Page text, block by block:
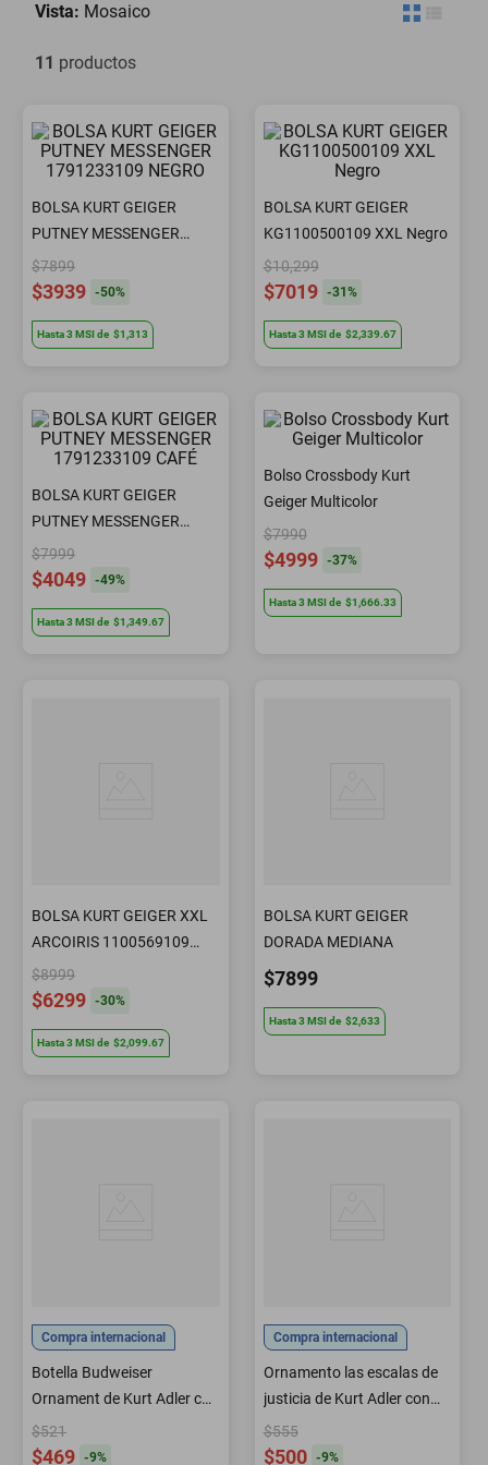
Vista: Mosaico
11 productos
BOLSA KURT GEIGER
PUTNEY MESSENGER
1791233109 NEGRO
$7899
$3939 -50%
Hasta3 MSIde $1,313
BOLSA KURT GEIGER
KG1100500109 XXL Negro
$10,299
$7019 -31 %
Hasta3 MSIde $2,339.67
BOLSA KURT GEIGER
PUTNEY MESSENGER
1791233109 CAFÉ
$7999
$4049 -49%
Hasta3 MSIde $1,349.67
Bolso Crossbody Kurt
Geiger Multicolor
$7990
$4999 -37%
Hasta3 MSIde $1,666.33
BOLSA KURT GEIGER XXL
ARCOIRIS 1100569109
Multicolor
$8999
$6299 -30%
Hasta3 MSIde $2,099.67
BOLSA KURT GEIGER
DORADA MEDIANA
$7899
Hasta3 MSI de $2,633
Compra internacional
Botella Budweiser
Ornament de Kurt Adler con
bombillas iluminadas
$521
$469 -9%
Compra internacional
Ornamento las escalas de
justicia de Kurt Adler con
libros de derecho
$555
$500 -9%